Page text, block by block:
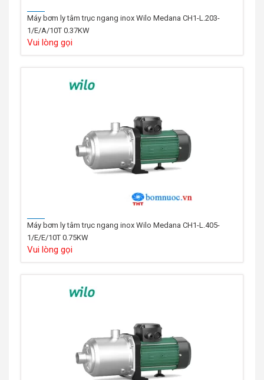
Máy bơm ly tâm trục ngang inox Wilo Medana CH1-L.203-
1/E/A/10T 0.37KW
Vui lòng gọi
Máy bơm ly tâm trục ngang inox Wilo Medana CH1-L.405-
1/E/E/10T 0.75KW
Vui lòng gọi